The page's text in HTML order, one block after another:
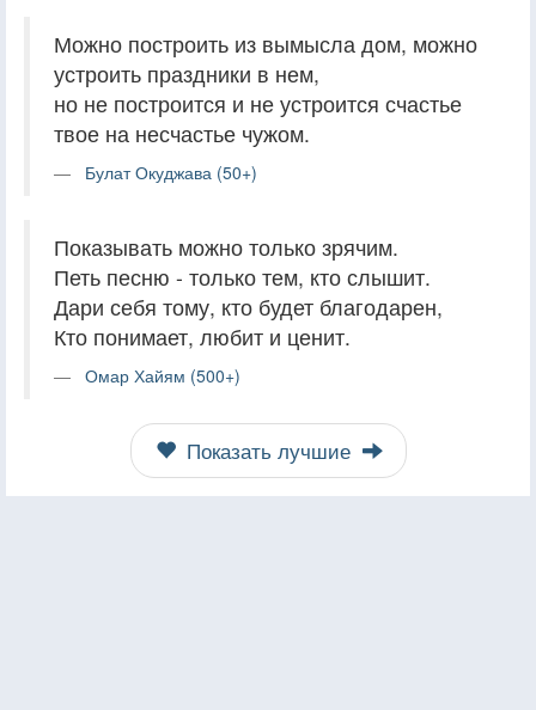
Можно построить из вымысла дом, можно
устроить праздники в нем,
но не построится и не устроится счастье
твое на несчастье чужом.
Булат Окуджава (50+)
Показывать можно только зрячим.
Петь песню - только тем, кто слышит.
Дари себя тому, кто будет благодарен,
Кто понимает, любит и ценит.
Омар Хайям (500+)
Показать лучшие